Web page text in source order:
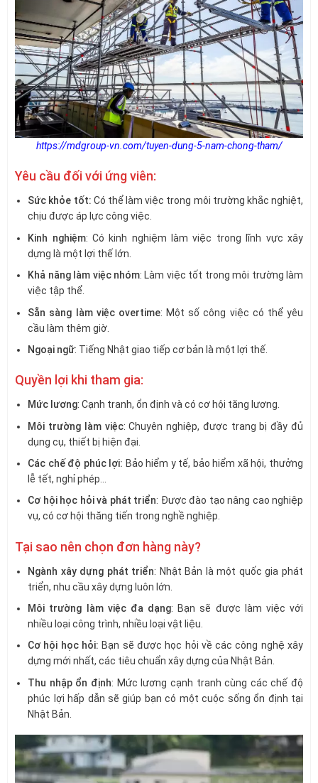
https://mdgroup-vn.com/tuyen-dung-5-nam-chong-tham/
Yêu cầu đối với ứng viên:
Sức khỏe tốt: Có thể làm việc trong môi trường khắc nghiệt,
chịu được áp lực công việc.
Kinh nghiệm: Có kinh nghiệm làm việc trong lĩnh vực xây
dựng là một lợi thế lớn.
Khả năng làm việc nhóm: Làm việc tốt trong môi trường làm
việc tập thể.
Sẵn sàng làm việc overtime: Một số công việc có thể yêu
cầu làm thêm giờ.
Ngoại ngữ: Tiếng Nhật giao tiếp cơ bản là một lợi thế.
Quyền lợi khi tham gia:
Mức lương: Cạnh tranh, ổn định và có cơ hội tăng lương.
Môi trường làm việc: Chuyên nghiệp, được trang bị đầy đủ
dụng cụ, thiết bị hiện đại.
Các chế độ phúc lợi: Bảo hiểm y tế, bảo hiểm xã hội, thưởng
lễ tết, nghỉ phép…
Cơ hội học hỏi và phát triển: Được đào tạo nâng cao nghiệp
vụ, có cơ hội thăng tiến trong nghề nghiệp.
Tại sao nên chọn đơn hàng này?
Ngành xây dựng phát triển: Nhật Bản là một quốc gia phát
triển, nhu cầu xây dựng luôn lớn.
Môi trường làm việc đa dạng: Bạn sẽ được làm việc với
nhiều loại công trình, nhiều loại vật liệu.
Cơ hội học hỏi: Bạn sẽ được học hỏi về các công nghệ xây
dựng mới nhất, các tiêu chuẩn xây dựng của Nhật Bản.
Thu nhập ổn định: Mức lương cạnh tranh cùng các chế độ
phúc lợi hấp dẫn sẽ giúp bạn có một cuộc sống ổn định tại
Nhật Bản.